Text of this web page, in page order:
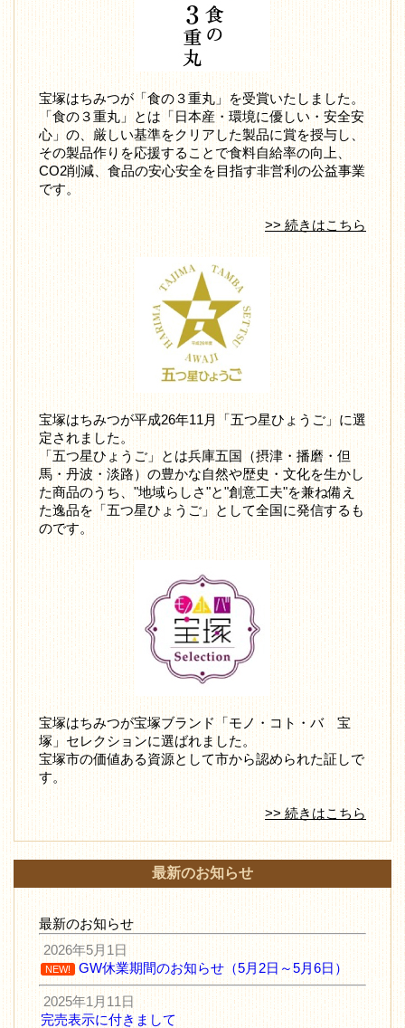
宝塚はちみつが「食の３重丸」を受賞いたしました。
「食の３重丸」とは「日本産・環境に優しい・安全安
心」の、厳しい基準をクリアした製品に賞を授与し、
その製品作りを応援することで食料自給率の向上、
CO2削減、食品の安心安全を目指す非営利の公益事業
です。
>> 続きはこちら
宝塚はちみつが平成26年11月「五つ星ひょうご」に選
定されました。
「五つ星ひょうご」とは兵庫五国（摂津・播磨・但
馬・丹波・淡路）の豊かな自然や歴史・文化を生かし
た商品のうち、"地域らしさ"と"創意工夫"を兼ね備え
た逸品を「五つ星ひょうご」として全国に発信するも
のです。
宝塚はちみつが宝塚ブランド「モノ・コト・バ 宝
塚」セレクションに選ばれました。
宝塚市の価値ある資源として市から認められた証しで
す。
>> 続きはこちら
最新のお知らせ
最新のお知らせ
2026年5月1日
NEW! GW休業期間のお知らせ（5月2日～5月6日）
2025年1月11日
完売表示に付きまして